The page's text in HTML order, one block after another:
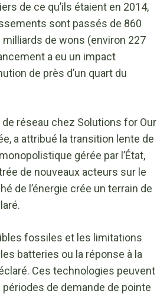
de ce qu’ils étaient en 2014,
sont passés de 860
de wons (environ 227
a eu un impact
de près d’un quart du
réseau chez Solutions for Our
a attribué la transition lente de
gérée par l’État,
de nouveaux acteurs sur le
de l’énergie crée un terrain de
fossiles et les limitations
batteries ou la réponse à la
Ces technologies peuvent
de demande de pointe